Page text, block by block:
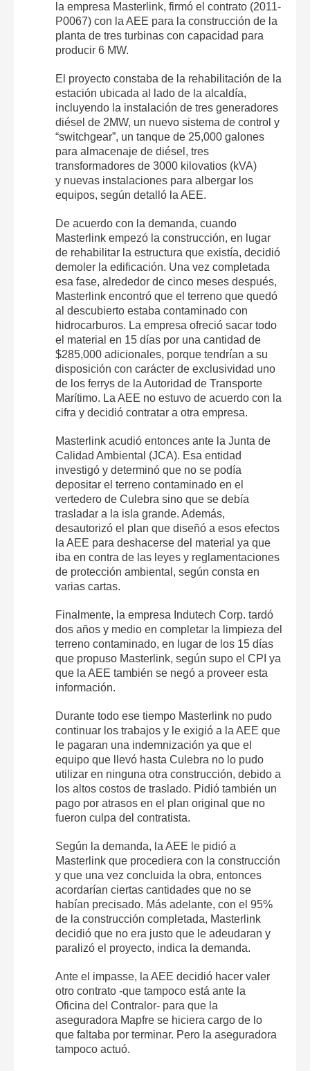
la empresa Masterlink, firmó el contrato (2011-
P0067) con la AEE para la construcción de la
planta de tres turbinas con capacidad para
producir 6 MW.
El proyecto constaba de la rehabilitación de la
estación ubicada al lado de la alcaldía,
incluyendo la instalación de tres generadores
diésel de 2MW, un nuevo sistema de control y
“switchgear”, un tanque de 25,000 galones
para almacenaje de diésel, tres
transformadores de 3000 kilovatios (kVA)
y nuevas instalaciones para albergar los
equipos, según detalló la AEE.
De acuerdo con la demanda, cuando
Masterlink empezó la construcción, en lugar
de rehabilitar la estructura que existía, decidió
demoler la edificación. Una vez completada
esa fase, alrededor de cinco meses después,
Masterlink encontró que el terreno que quedó
al descubierto estaba contaminado con
hidrocarburos. La empresa ofreció sacar todo
el material en 15 días por una cantidad de
$285,000 adicionales, porque tendrían a su
disposición con carácter de exclusividad uno
de los ferrys de la Autoridad de Transporte
Marítimo. La AEE no estuvo de acuerdo con la
cifra y decidió contratar a otra empresa.
Masterlink acudió entonces ante la Junta de
Calidad Ambiental (JCA). Esa entidad
investigó y determinó que no se podía
depositar el terreno contaminado en el
vertedero de Culebra sino que se debía
trasladar a la isla grande. Además,
desautorizó el plan que diseñó a esos efectos
la AEE para deshacerse del material ya que
iba en contra de las leyes y reglamentaciones
de protección ambiental, según consta en
varias cartas.
Finalmente, la empresa Indutech Corp. tardó
dos años y medio en completar la limpieza del
terreno contaminado, en lugar de los 15 días
que propuso Masterlink, según supo el CPI ya
que la AEE también se negó a proveer esta
información.
Durante todo ese tiempo Masterlink no pudo
continuar los trabajos y le exigió a la AEE que
le pagaran una indemnización ya que el
equipo que llevó hasta Culebra no lo pudo
utilizar en ninguna otra construcción, debido a
los altos costos de traslado. Pidió también un
pago por atrasos en el plan original que no
fueron culpa del contratista.
Según la demanda, la AEE le pidió a
Masterlink que procediera con la construcción
y que una vez concluida la obra, entonces
acordarían ciertas cantidades que no se
habían precisado. Más adelante, con el 95%
de la construcción completada, Masterlink
decidió que no era justo que le adeudaran y
paralizó el proyecto, indica la demanda.
Ante el impasse, la AEE decidió hacer valer
otro contrato -que tampoco está ante la
Oficina del Contralor- para que la
aseguradora Mapfre se hiciera cargo de lo
que faltaba por terminar. Pero la aseguradora
tampoco actuó.